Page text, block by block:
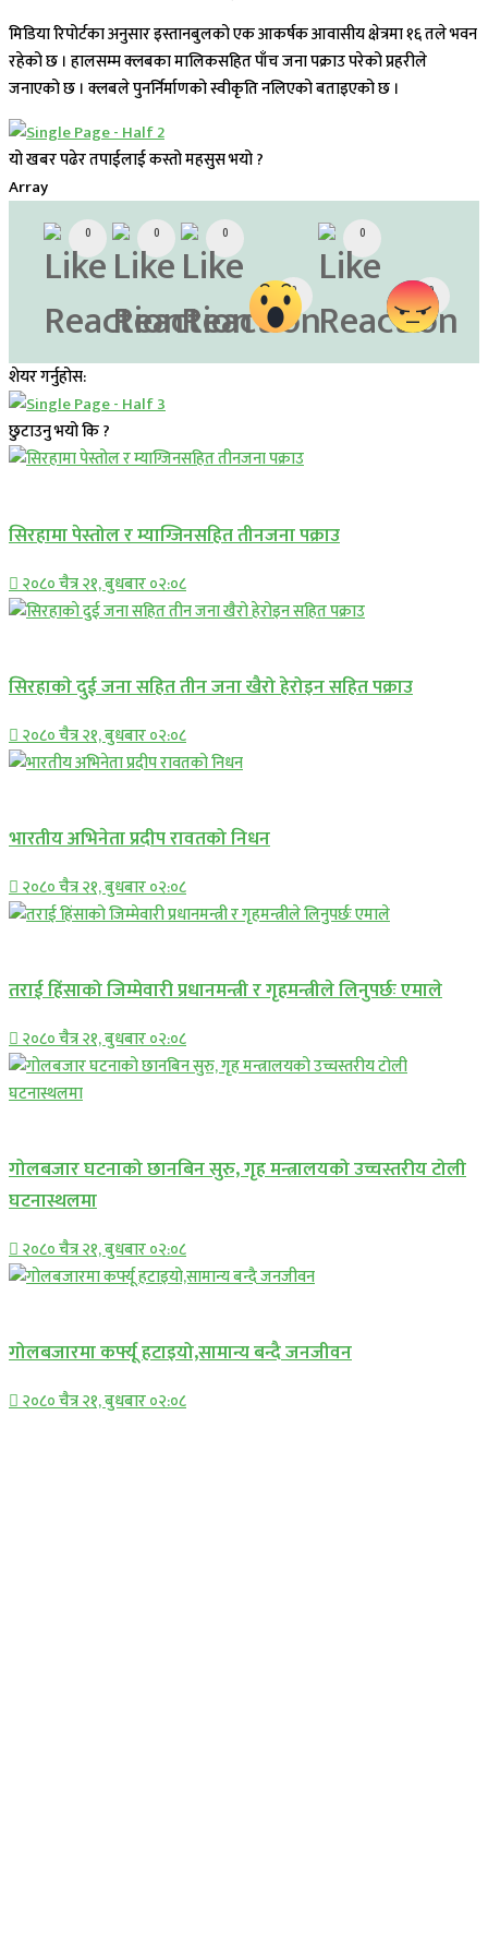
मिडिया रिपोर्टका अनुसार इस्तानबुलको एक आकर्षक आवासीय क्षेत्रमा १६ तले भवन
रहेको छ । हालसम्म क्लबका मालिकसहित पाँच जना पक्राउ परेको प्रहरीले
जनाएको छ । क्लबले पुनर्निर्माणको स्वीकृति नलिएको बताइएको छ ।
यो खबर पढेर तपाईलाई कस्तो महसुस भयो ?
Array
0 0 0
0
0
0
शेयर गर्नुहोस:
छुटाउनु भयो कि ?
सिरहामा पेस्तोल र म्याग्जिनसहित तीनजना पक्राउ
२०८० चैत्र २१, बुधबार ०२:०८
सिरहाकाे दुई जना सहित तीन जना खैरो हेरोइन सहित पक्राउ
२०८० चैत्र २१, बुधबार ०२:०८
भारतीय अभिनेता प्रदीप रावतको निधन
२०८० चैत्र २१, बुधबार ०२:०८
तराई हिंसाको जिम्मेवारी प्रधानमन्त्री र गृहमन्त्रीले लिनुपर्छः एमाले
२०८० चैत्र २१, बुधबार ०२:०८
गोलबजार घटनाको छानबिन सुरु, गृह मन्त्रालयको उच्चस्तरीय टोली
घटनास्थलमा
२०८० चैत्र २१, बुधबार ०२:०८
गोलबजारमा कर्फ्यू हटाइयो,सामान्य बन्दै जनजीवन
२०८० चैत्र २१, बुधबार ०२:०८